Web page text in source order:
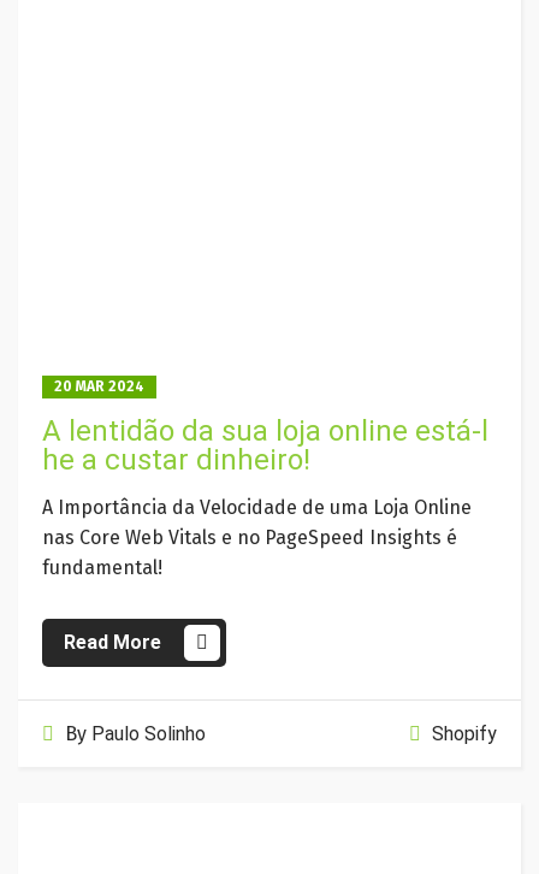
20 MAR 2024
A lentidão da sua loja online está-l
he a custar dinheiro!
A Importância da Velocidade de uma Loja Online
nas Core Web Vitals e no PageSpeed Insights é
fundamental!
Read More
By Paulo Solinho Shopify